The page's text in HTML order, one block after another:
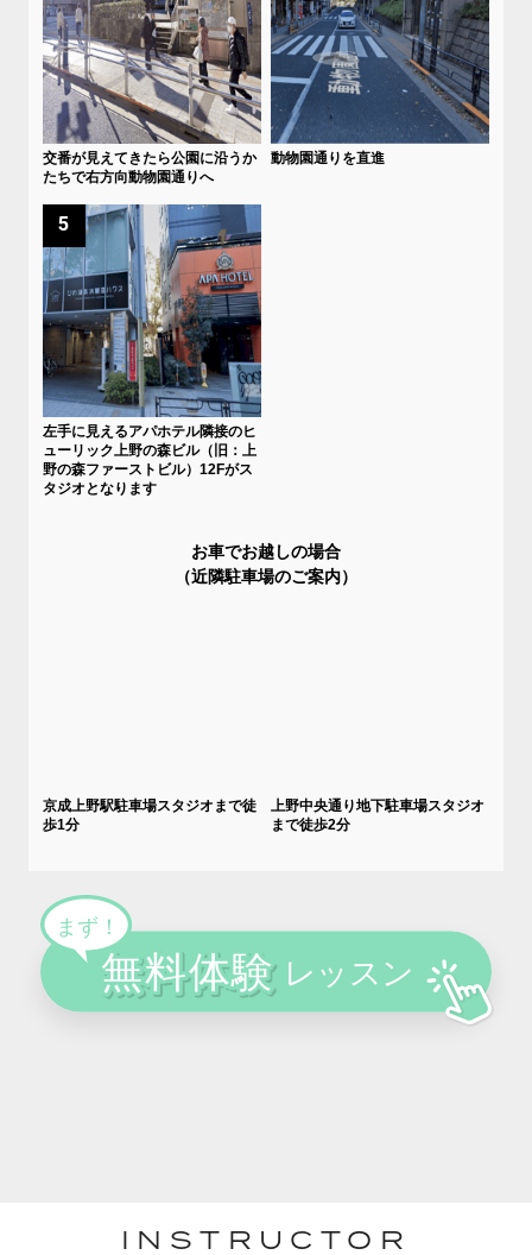
交番が見えてきたら公園に沿うか
たちで右方向動物園通りへ
動物園通りを直進
5
左手に見えるアパホテル隣接のヒ
ューリック上野の森ビル（旧：上
野の森ファーストビル）12Fがス
タジオとなります
お車でお越しの場合
（近隣駐車場のご案内）
京成上野駅駐車場スタジオまで徒
歩1分
上野中央通り地下駐車場スタジオ
まで徒歩2分
INSTRUCTOR